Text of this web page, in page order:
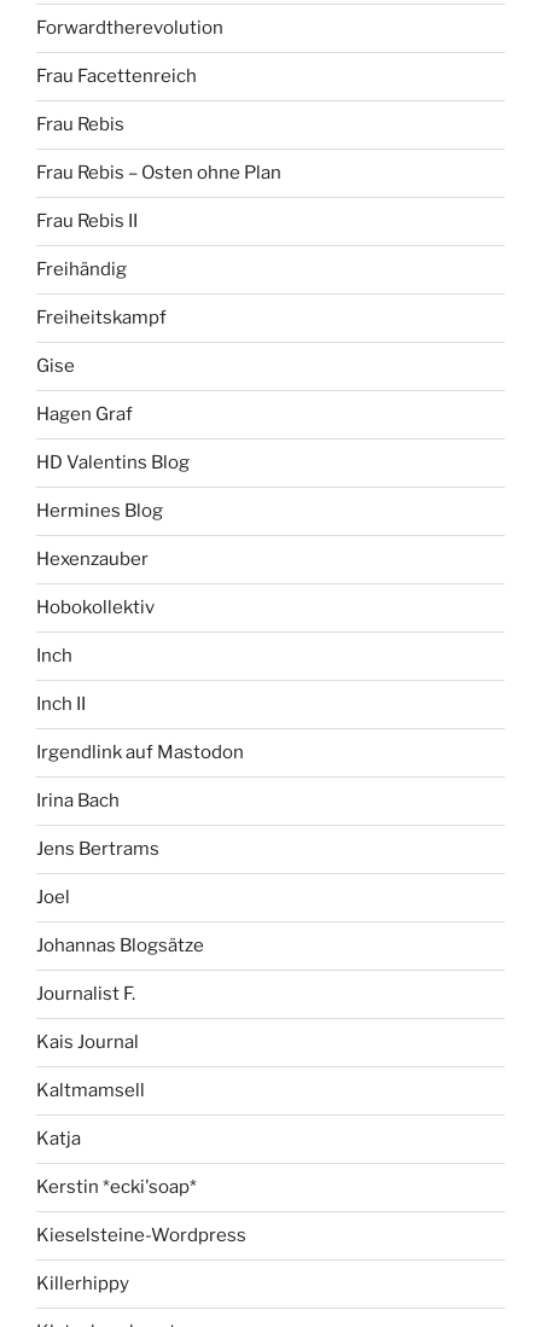
Forwardtherevolution
Frau Facettenreich
Frau Rebis
Frau Rebis – Osten ohne Plan
Frau Rebis II
Freihändig
Freiheitskampf
Gise
Hagen Graf
HD Valentins Blog
Hermines Blog
Hexenzauber
Hobokollektiv
Inch
Inch II
Irgendlink auf Mastodon
Irina Bach
Jens Bertrams
Joel
Johannas Blogsätze
Journalist F.
Kais Journal
Kaltmamsell
Katja
Kerstin *ecki'soap*
Kieselsteine-Wordpress
Killerhippy